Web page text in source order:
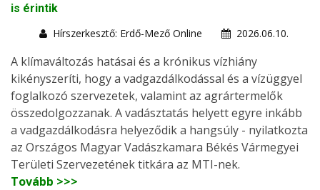
is érintik
Hírszerkesztő: Erdő-Mező Online
2026.06.10.
A klímaváltozás hatásai és a krónikus vízhiány
kikényszeríti, hogy a vadgazdálkodással és a vízüggyel
foglalkozó szervezetek, valamint az agrártermelők
összedolgozzanak. A vadásztatás helyett egyre inkább
a vadgazdálkodásra helyeződik a hangsúly - nyilatkozta
az Országos Magyar Vadászkamara Békés Vármegyei
Területi Szervezetének titkára az MTI-nek.
Tovább >>>